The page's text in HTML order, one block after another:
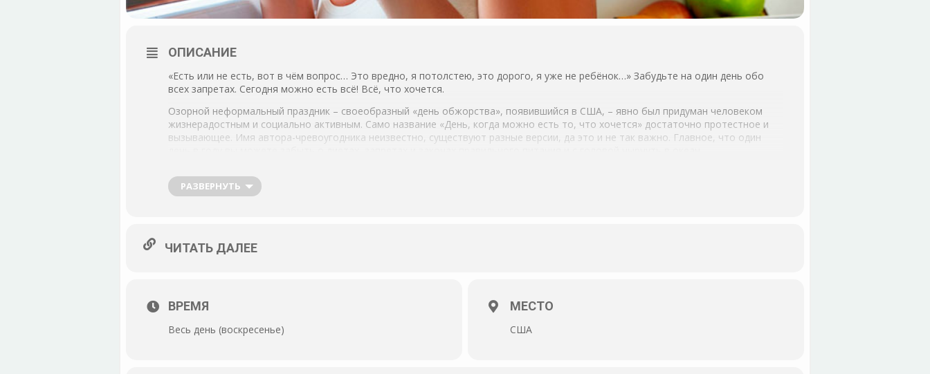
ОПИСАНИЕ
«Есть или не есть, вот в чём вопрос… Это вредно, я потолстею, это дорого, я уже не ребёнок…» Забудьте на один день обо
всех запретах. Сегодня можно есть всё! Всё, что хочется.
Озорной неформальный праздник – своеобразный «день обжорства», появившийся в США, – явно был придуман человеком
жизнерадостным и социально активным. Само название «День, когда можно есть то, что хочется» достаточно протестное и
вызывающее. Имя автора-чревоугодника неизвестно, существуют разные версии, да это и не так важно. Главное, что один
РАЗВЕРНУТЬ
ЧИТАТЬ ДАЛЕЕ
ВРЕМЯ
Весь день (воскресенье)
МЕСТО
США